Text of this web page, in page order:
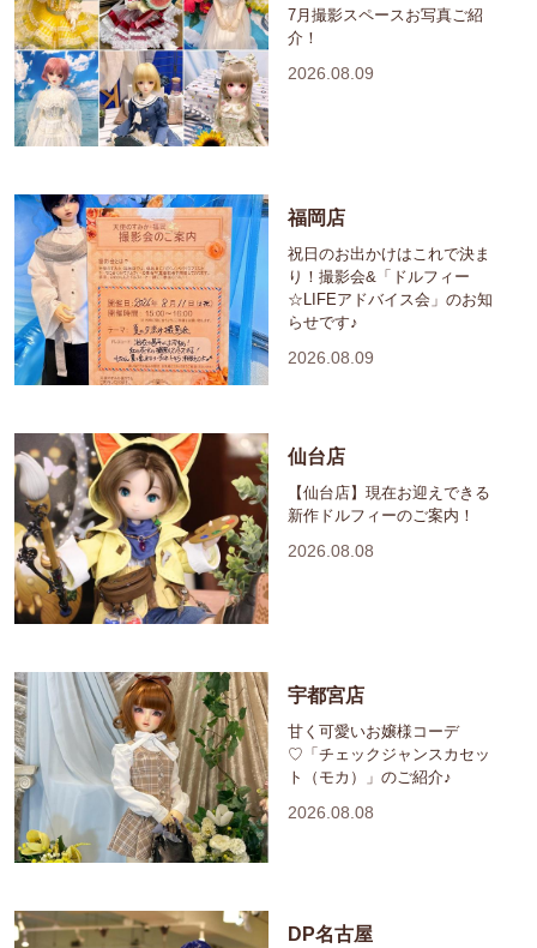
7月撮影スペースお写真ご紹
介！
2026.08.09
福岡店
祝日のお出かけはこれで決ま
り！撮影会&「ドルフィー
☆LIFEアドバイス会」のお知
らせです♪
2026.08.09
仙台店
【仙台店】現在お迎えできる
新作ドルフィーのご案内！
2026.08.08
宇都宮店
甘く可愛いお嬢様コーデ
♡「チェックジャンスカセッ
ト（モカ）」のご紹介♪
2026.08.08
DP名古屋